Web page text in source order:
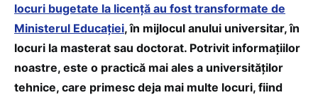
locuri bugetate la licență au fost transformate de
Ministerul Educației, în mijlocul anului universitar, în
locuri la masterat sau doctorat. Potrivit informațiilor
noastre, este o practică mai ales a universităților
tehnice, care primesc deja mai multe locuri, fiind